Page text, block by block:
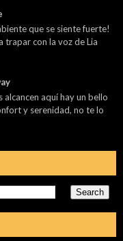
que se siente fuerte!
trapar con la voz de Lia
aquí hay un bello
y serenidad, no te lo